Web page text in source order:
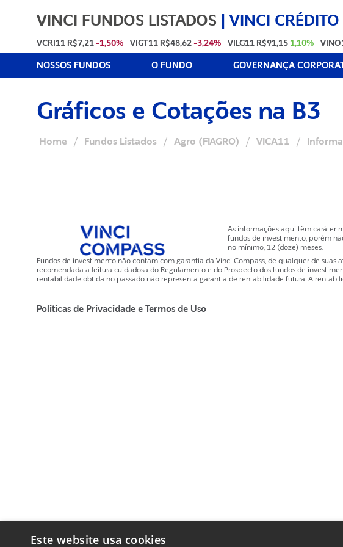
VINCI FUNDOS LISTADOS |VINCI
VCRI11 R$7,21 -1,50% VIGT11 R$48,62 -3,24% VILG11 R$91,15 1,10%
NOSSOS FUNDOS O FUNDO GOVERNANÇA
Gráficos e Cotações na B3
Home / Fundos Listados / Agro (FIAGRO) / VICA11 /
As informações aqui têm caráter
fundos de investimento, porém
no mínimo, 12 (doze) meses.
Fundos de investimento não contam com garantia da Vinci Compass, de qualquer de suas
recomendada a leitura cuidadosa do Regulamento e do Prospecto dos fundos de
rentabilidade obtida no passado não representa garantia de rentabilidade futura. A
Politicas de Privacidade e Termos de Uso
Este website usa cookies